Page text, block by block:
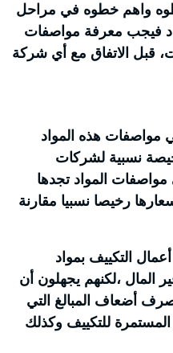
واهم خطوه في مراحل
فيجب معرفة مواصفات
قبل الاتفاق مع أي شركة
مواصفات هذه المواد
نسبية لشركات
المواد تجدها
رخيصا نسبيا مقارنة
التكييف بمواد
المال ،لكنهم يجهلون أن
أضعاف المبالغ التي
للتكييف وكذلك